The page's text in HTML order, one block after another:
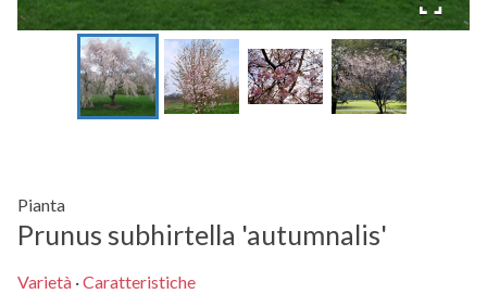
Pianta
Prunus subhirtella 'autumnalis'
Varietà ·Caratteristiche